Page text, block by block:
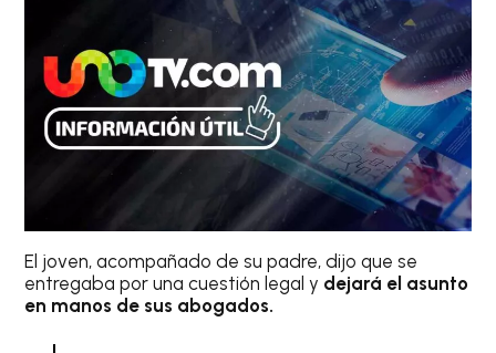
El joven, acompañado de su padre, dijo que se
entregaba por una cuestión legal y dejará el asunto
en manos de sus abogados.